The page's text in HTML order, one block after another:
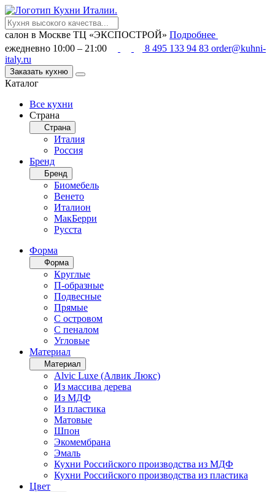
салон в Москве ТЦ «ЭКСПОСТРОЙ» Подробнее
ежедневно 10:00 – 21:00
8 495 133 94 83 order@kuhni-
italy.ru
Заказать кухню
Каталог
Все кухни
Страна
Страна
Италия
Россия
Бренд
Бренд
Биомебель
Венето
Италион
МакБерри
Русста
Форма
Форма
Круглые
П-образные
Подвесные
Прямые
С островом
С пеналом
Угловые
Материал
Материал
Alvic Luxe (Алвик Люкс)
Из массива дерева
Из МДФ
Из пластика
Матовые
Шпон
Экомембрана
Эмаль
Кухни Российского производства из МДФ
Кухни Российского производства из пластика
Цвет